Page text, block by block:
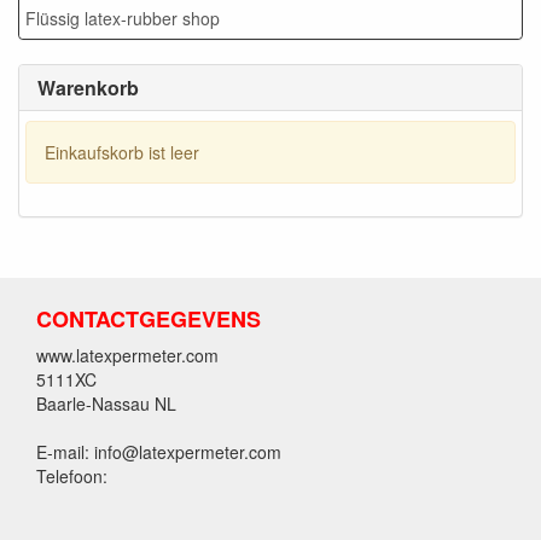
Flüssig latex-rubber shop
Warenkorb
Einkaufskorb ist leer
CONTACTGEGEVENS
www.latexpermeter.com
5111XC
Baarle-Nassau NL
E-mail: info@latexpermeter.com
Telefoon: